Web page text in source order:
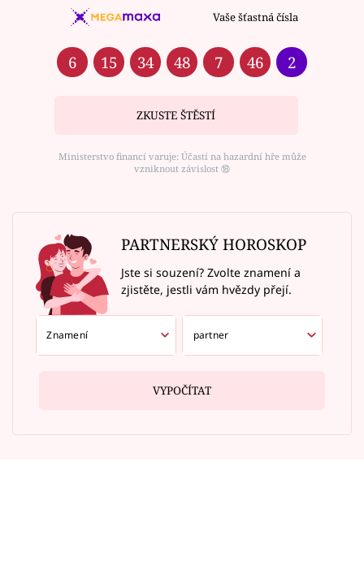
Vaše šťastná čísla
6 15 34 48 7 46 2
ZKUSTE ŠTĚSTÍ
Ministerstvo financí varuje: Účastí na hazardní hře může
vzniknout závislost ⑱
PARTNERSKÝ HOROSKOP
Jste si souzení? Zvolte znamení a
zjistěte, jestli vám hvězdy přejí.
VYPOČÍTAT